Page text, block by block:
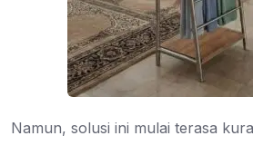
Namun, solusi ini mulai terasa